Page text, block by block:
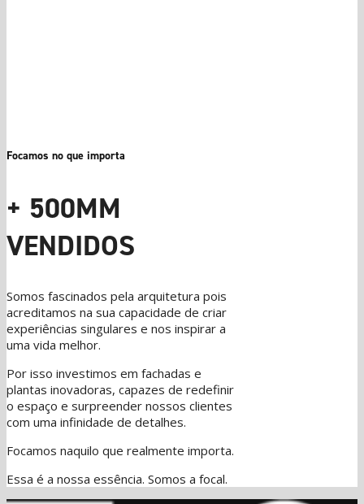
Focamos no que importa
+ 500MM
VENDIDOS
Somos fascinados pela arquitetura pois
acreditamos na sua capacidade de criar
experiências singulares e nos inspirar a
uma vida melhor.
Por isso investimos em fachadas e
plantas inovadoras, capazes de redefinir
o espaço e surpreender nossos clientes
com uma infinidade de detalhes.
Focamos naquilo que realmente importa.
Essa é a nossa essência. Somos a focal.